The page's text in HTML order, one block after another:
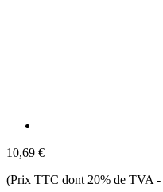
10,69 €
(Prix TTC dont 20% de TVA -